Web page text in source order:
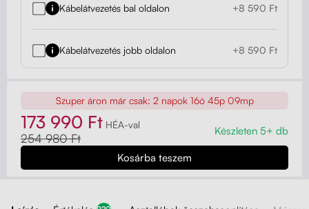
Kábelátvezetés bal oldalon +8 590 Ft
Kábelátvezetés jobb oldalon +8 590 Ft
Szuper áron már csak: 2 napok 16ó 45p 07mp
173 990 Ft HÉA-val
254 980 Ft
Készleten 5+ db